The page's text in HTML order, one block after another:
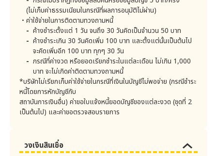
ชำระที่ทำการไปรษณีย์ไทย
และเคาน์เตอร์ที่มี
สัญลักษณ์ PAY AT POST
15 บาท/ครั้ง
ชำระโดยหักบัญชีธนาคาร
ชำระผ่านเครื่อง ATM
ชำระผ่านระบบโทรศัพท์
อัตโนมัติ
10-30 บาท/ครั้ง
3) การพัฒนาการให้บริการลูกค้า
4) กิจกรรมส่งเสริมการขาย
5) การวิเคราะห์ข้อมูลลูกค้า
6) การพัฒนาผลิตภัณฑ์
7) การดำเนินการตามกฏหมายแต่ละประเภท
โดยบริษัทจะเก็บรวบรวม ใช้ และเปิดเผยข้อมูลส่วนบุคคลเท่าที่
จำเป็นต่อการดำเนินการตามวัตถุประสงค์ข้างต้นหรือ ตามที่
ท่านได้ให้ความยินยอมไว้ หรือมีฐานกฎหมายตามพระราช
บัญญัติคุ้มครองข้อมูลส่วนบุคคล พ.ศ. 2562 หรือกฎหมายอื่น
ที่เกี่ยวข้องอนุญาตไว้เท่านั้น
5. การเปิดเผยข้อมูลส่วนบุคคลให้บุคคลที่สาม
1) การดำเนินการตามกฏหมายและคำร้องขอจากหน่วยงาน
(ไม่เก็บค่าธรรมเนียมในกรณีที่ผลการอนุมัติไม่ผ่าน)
ค่าใช้จ่ายในการติดตามทวงถามหนี้
ค้างชำระตั้งแต่ 1 วัน จนถึง 30 วันคิดเป็นจำนวน 50 บาท
ค้างชำระเกิน 30 วันคิดเพิ่ม 100 บาท และตั้งแต่นั้นเป็นต้นไป
จะคิดเพิ่มอีก 100 บาท ทุกๆ 30 วัน
กรณีที่ค่างวด หรือยอดเรียกชำระในแต่ละเดือน ไม่เกิน 1,000
บาท จะไม่เกิดค่าติดตามทวงถามหนี้
*บริษัทไม่เรียกเก็บค่าใช้จ่ายในกรณีที่เงินในบัญชีไม่พอจ่าย (กรณีชำระ
หนี้โดยการหักบัญชีกับ
สถาบันการเงินอื่น) ค่าขอใบแจ้งหนี้ยอดบัญชีของแต่ละงวด (ชุดที่ 2
เป็นต้นไป) และค่าขอตรวจสอบรายการ
วงเงินสินเชื่อ